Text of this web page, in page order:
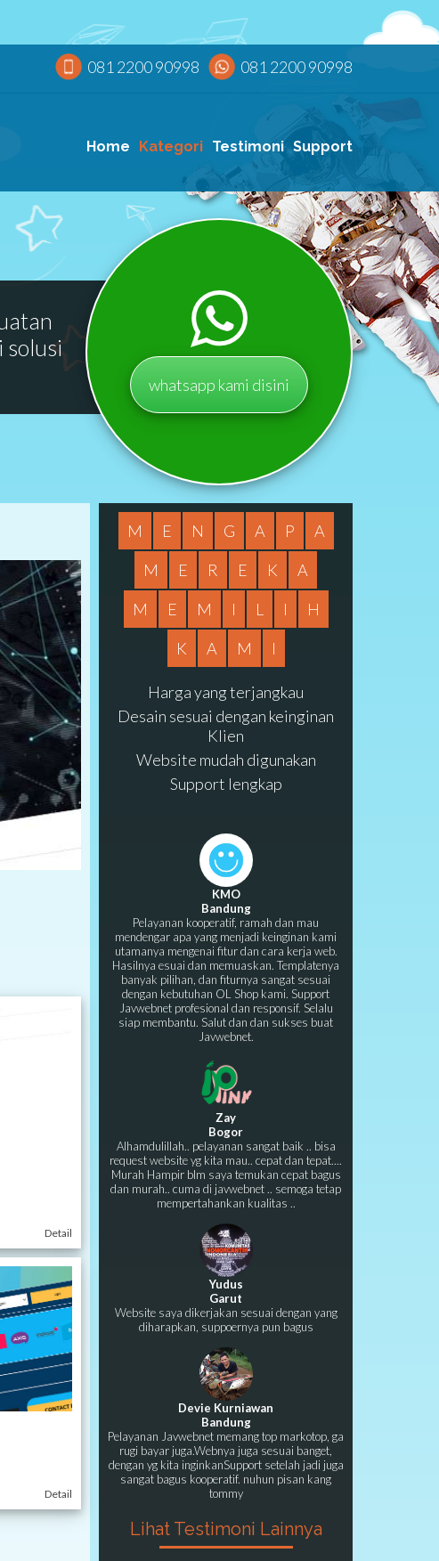
081 2200 90998 081 2200 90998
Home Kategori Testimoni Support
solusi
whatsapp kami disini
Detail
Detail
M E N G A P
A
M
E R E K
A
M
E M I L I
H
K
A M I
Harga yang terjangkau
Desain sesuai dengan keinginan
Klien
Website mudah digunakan
Support lengkap
KMO
Bandung
Pelayanan kooperatif, ramah dan mau
mendengar apa yang menjadi keinginan kami
utamanya mengenai fitur dan cara kerja web.
Hasilnya esuai dan memuaskan. Templatenya
banyak pilihan, dan fiturnya sangat sesuai
dengan kebutuhan OL Shop kami. Support
Javwebnet profesional dan responsif. Selalu
siap membantu. Salut dan dan sukses buat
Javwebnet.
Zay
Bogor
Alhamdulillah.. pelayanan sangat baik .. bisa
request website yg kita mau.. cepat dan tepat....
Murah Hampir blm saya temukan cepat bagus
dan murah.. cuma di javwebnet .. semoga tetap
mempertahankan kualitas ..
Yudus
Garut
Website saya dikerjakan sesuai dengan yang
diharapkan, suppoernya pun bagus
Devie Kurniawan
Bandung
Pelayanan Javwebnet memang top markotop, ga
rugi bayar juga.Webnya juga sesuai banget,
dengan yg kita inginkanSupport setelah jadi juga
sangat bagus kooperatif. nuhun pisan kang
tommy
Lihat Testimoni Lainnya